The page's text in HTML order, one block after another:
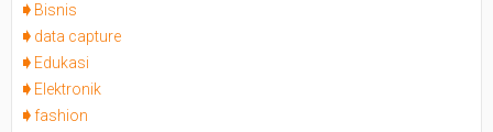
Bisnis
data capture
Edukasi
Elektronik
fashion